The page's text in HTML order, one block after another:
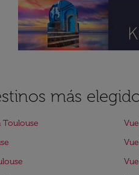
más
Toulouse